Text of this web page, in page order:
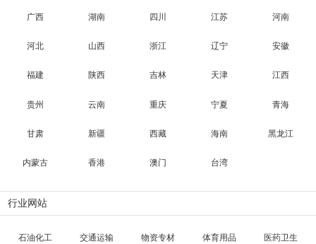
广西 湖南 四川 江苏 河南
河北 山西 浙江 辽宁 安徽
福建 陕西 吉林 天津 江西
贵州 云南 重庆 宁夏 青海
甘肃 新疆 西藏 海南 黑龙江
内蒙古 香港 澳门 台湾
行业网站
石油化工 交通运输 物资专材 体育用品 医药卫生